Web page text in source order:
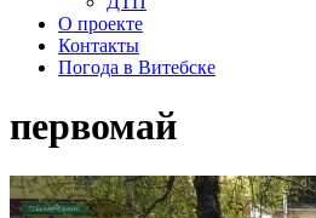
О проекте
Контакты
Погода в Витебске
первомай